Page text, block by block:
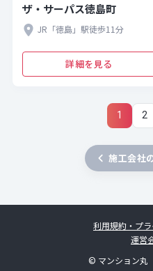
ザ・サーパス徳島町
JR「徳島」駅徒歩11分
詳細を見る
1 2
施工会社
利用規約・プ
運営
© マンション丸